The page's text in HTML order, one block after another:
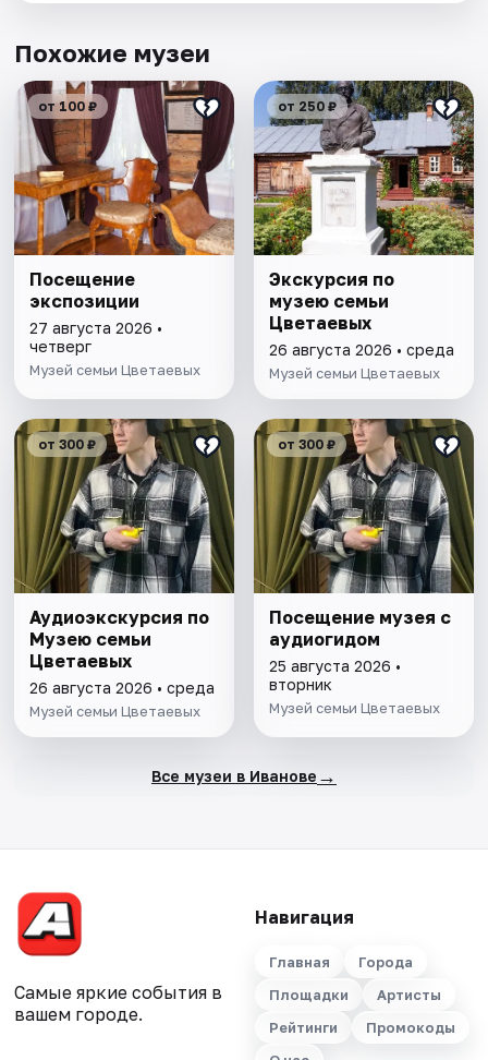
Похожие музеи
от 100 ₽
Посещение
экспозиции
27 августа 2026 •
четверг
Музей семьи Цветаевых
от 250 ₽
Экскурсия по
музею семьи
Цветаевых
26 августа 2026 • среда
Музей семьи Цветаевых
от 300 ₽
Аудиоэкскурсия по
Музею семьи
Цветаевых
26 августа 2026 • среда
Музей семьи Цветаевых
от 300 ₽
Посещение музея с
аудиогидом
25 августа 2026 •
вторник
Музей семьи Цветаевых
Все музеи в Иванове →
Самые яркие события в
вашем городе.
Навигация
Главная
Города
Площадки
Артисты
Рейтинги
Промокоды